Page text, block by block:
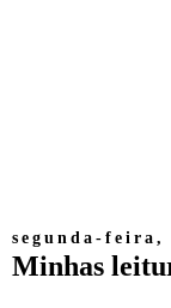
segunda-feira,
Minhas